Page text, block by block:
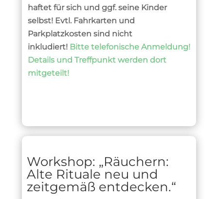
haftet für sich und ggf. seine Kinder
selbst! Evtl. Fahrkarten und
Parkplatzkosten sind nicht
inkludiert! Bitte telefonische Anmeldung!
Details und Treffpunkt werden dort
mitgeteilt!
Workshop: „Räuchern:
Alte Rituale neu und
zeitgemäß entdecken.“